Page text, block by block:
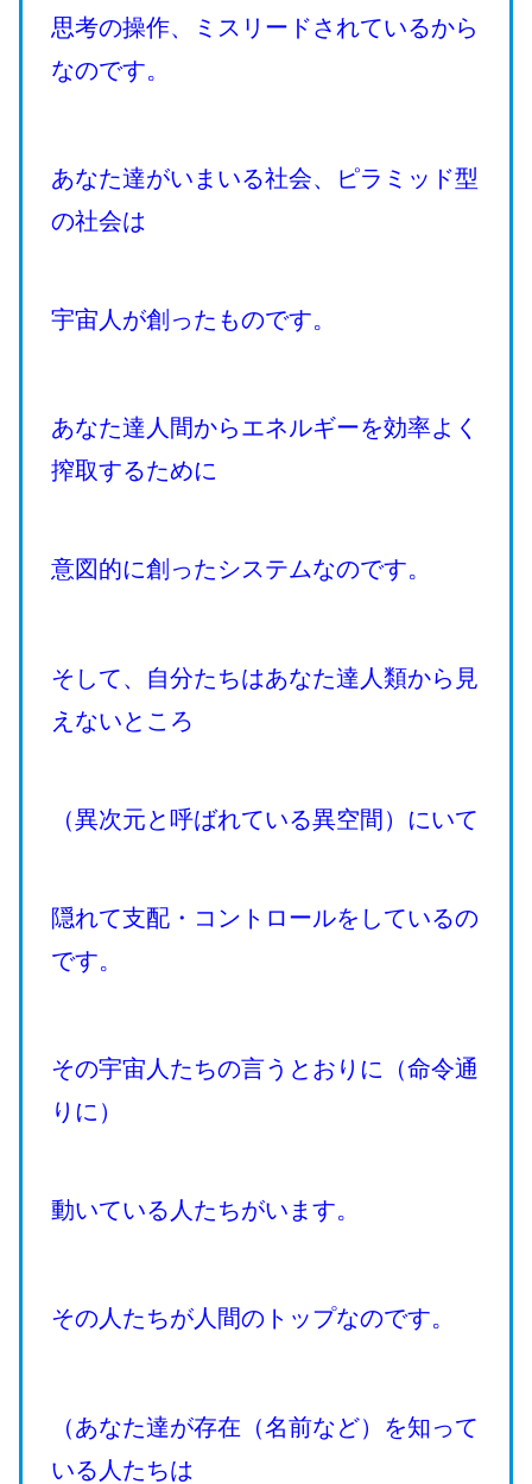
思考の操作、ミスリードされているから
なのです。
あなた達がいまいる社会、ピラミッド型
の社会は
宇宙人が創ったものです。
あなた達人間からエネルギーを効率よく
搾取するために
意図的に創ったシステムなのです。
そして、自分たちはあなた達人類から見
えないところ
（異次元と呼ばれている異空間）にいて
隠れて支配・コントロールをしているの
です。
その宇宙人たちの言うとおりに（命令通
りに）
動いている人たちがいます。
その人たちが人間のトップなのです。
（あなた達が存在（名前など）を知って
いる人たちは